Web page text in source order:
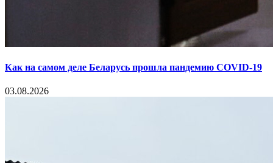
Как на самом деле Беларусь прошла пандемию COVID-19
03.08.2026